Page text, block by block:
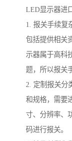
LED显示器进
1. 报关手续复
包括提供相关
示器属于高科
题，所以报关
2. 定制报关分
和规格，需要
寸、分辨率、
码进行报关。